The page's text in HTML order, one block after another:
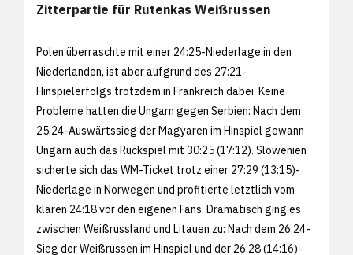
Zitterpartie für Rutenkas Weißrussen
Polen überraschte mit einer 24:25-Niederlage in den
Niederlanden, ist aber aufgrund des 27:21-
Hinspielerfolgs trotzdem in Frankreich dabei. Keine
Probleme hatten die Ungarn gegen Serbien: Nach dem
25:24-Auswärtssieg der Magyaren im Hinspiel gewann
Ungarn auch das Rückspiel mit 30:25 (17:12). Slowenien
sicherte sich das WM-Ticket trotz einer 27:29 (13:15)-
Niederlage in Norwegen und profitierte letztlich vom
klaren 24:18 vor den eigenen Fans. Dramatisch ging es
zwischen Weißrussland und Litauen zu: Nach dem 26:24-
Sieg der Weißrussen im Hinspiel und der 26:28 (14:16)-